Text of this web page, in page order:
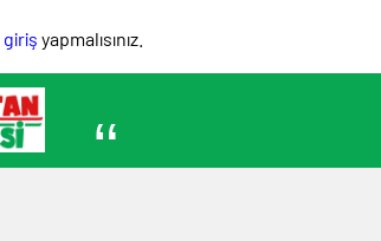
КАМАЗа
giriş yapmalısınız.